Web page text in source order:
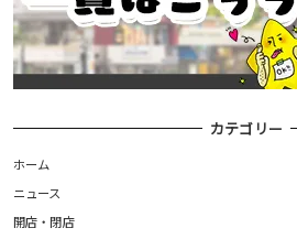
カテゴリー
ホーム
ニュース
開店・閉店